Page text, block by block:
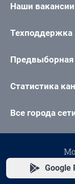
Наши вакансии
Техподдержка
Предвыборная
Статистика
Все города
Google